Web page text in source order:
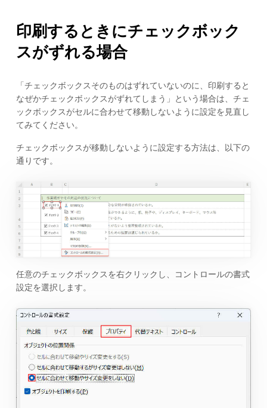
印刷するときにチェックボック
スがずれる場合
「チェックボックスそのものはずれていないのに、印刷すると
なぜかチェックボックスがずれてしまう」という場合は、チェ
ックボックスがセルに合わせて移動しないように設定を見直し
てみてください。
チェックボックスが移動しないように設定する方法は、以下の
通りです。
任意のチェックボックスを右クリックし、コントロールの書式
設定を選択します。